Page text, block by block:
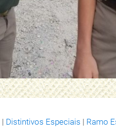
| Distintivos Especiais | Ramo